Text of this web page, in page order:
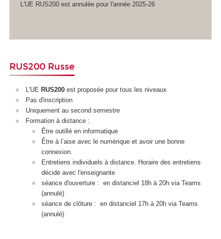
L'UE RUS200 est annulée pour l'année 2025-26
RUS200 Russe
L'UE RUS200est proposée pour tous les niveaux
Pas d'inscription
Uniquement au second semestre
Formation à distance :
Être outillé en informatique
Être à l’aise avec le numérique et avoir une bonne
connexion.
Entretiens individuels à distance. Horaire des entretiens
décidé avec l'enseignante
séance d'ouverture : en distanciel 18h à 20h via Teams
(annulé)
séance de clôture : en distanciel 17h à 20h via Teams
(annulé)